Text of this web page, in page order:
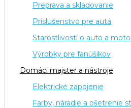
Preprava a skladovanie
Príslušenstvo pre autá
Starostlivostí o auto a
Výrobky pre fanúšikov
Domáci majster a nástroje
Elektrické zapojenie
Farby, náradie a ošetrenie